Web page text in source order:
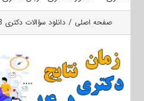
صفحه اصلی دانلود سؤالات دکتری 98